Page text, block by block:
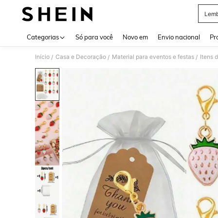
Categorias Só para você Novo em Envio nacional
Início / Casa e Decoração / Material para eventos e festas / Itens